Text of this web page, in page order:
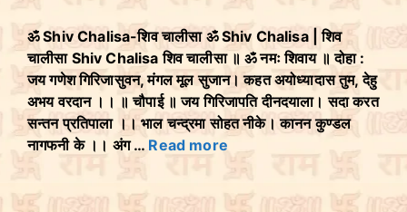
ॐ Shiv Chalisa-शिव चालीसा ॐ Shiv Chalisa | शिव
चालीसा Shiv Chalisa शिव चालीसा ॥ ॐ नमः शिवाय ॥ दोहा :
जय गणेश गिरिजासुवन, मंगल मूल सुजान। कहत अयोध्यादास तुम, देहु
अभय वरदान ।। ॥ चौपाई ॥ जय गिरिजापति दीनदयाला। सदा करत
सन्तन प्रतिपाला ।। भाल चन्द्रमा सोहत नीके। कानन कुण्डल
नागफनी के ।। अंग … Read more